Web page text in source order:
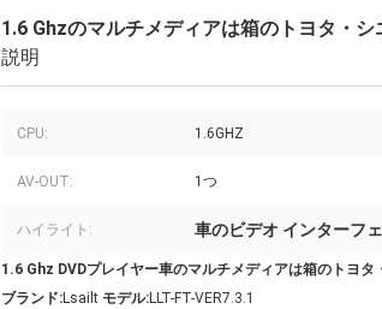
1.6 Ghzのマルチメディアは箱のトヨタ・
説明
CPU: 1.6GHZ
AV-OUT: 1つ
ハイライト: 車のビデオ インターフ
1.6 Ghz DVDプレイヤー車のマルチメディアは箱のトヨ
ブランド:Lsailt モデル:LLT-FT-VER7.3.1